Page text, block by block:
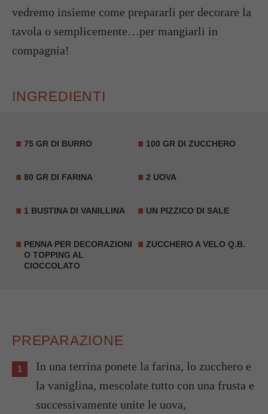
vedremo insieme come prepararli per decorare la
tavola o semplicemente…per mangiarli in
compagnia!
INGREDIENTI
75 GR DI BURRO 100 GR DI ZUCCHERO
80 GR DI FARINA 2 UOVA
1 BUSTINA DI VANILLINA UN PIZZICO DI SALE
PENNA PER DECORAZIONI
O TOPPING AL
CIOCCOLATO
ZUCCHERO A VELO Q.B.
PREPARAZIONE
In una terrina ponete la farina, lo zucchero e
la vaniglina, mescolate tutto con una frusta e
successivamente unite le uova,